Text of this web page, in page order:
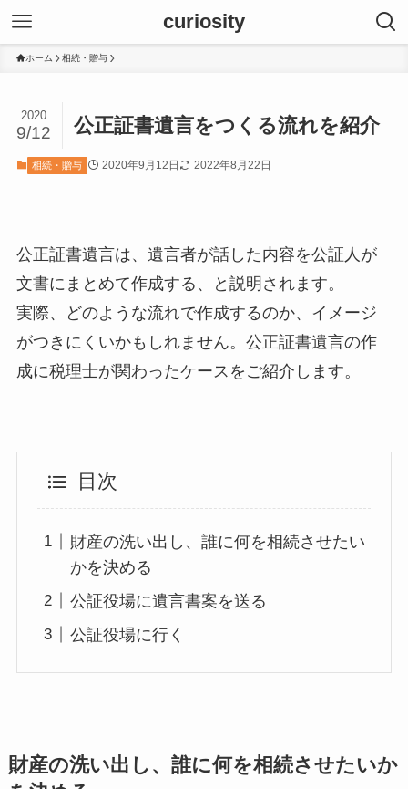
curiosity
ホーム 相続・贈与
公正証書遺言をつくる流れを紹介
2020
9/12
相続・贈与 2020年9月12日 2022年8月22日
公正証書遺言は、遺言者が話した内容を公証人が
文書にまとめて作成する、と説明されます。
実際、どのような流れで作成するのか、イメージ
がつきにくいかもしれません。公正証書遺言の作
成に税理士が関わったケースをご紹介します。
目次
財産の洗い出し、誰に何を相続させたい
かを決める
公証役場に遺言書案を送る
公証役場に行く
財産の洗い出し、誰に何を相続させたいか